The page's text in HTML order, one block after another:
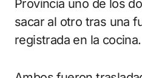
Provincia uno de los
sacar al otro tras una
registrada en la cocina.